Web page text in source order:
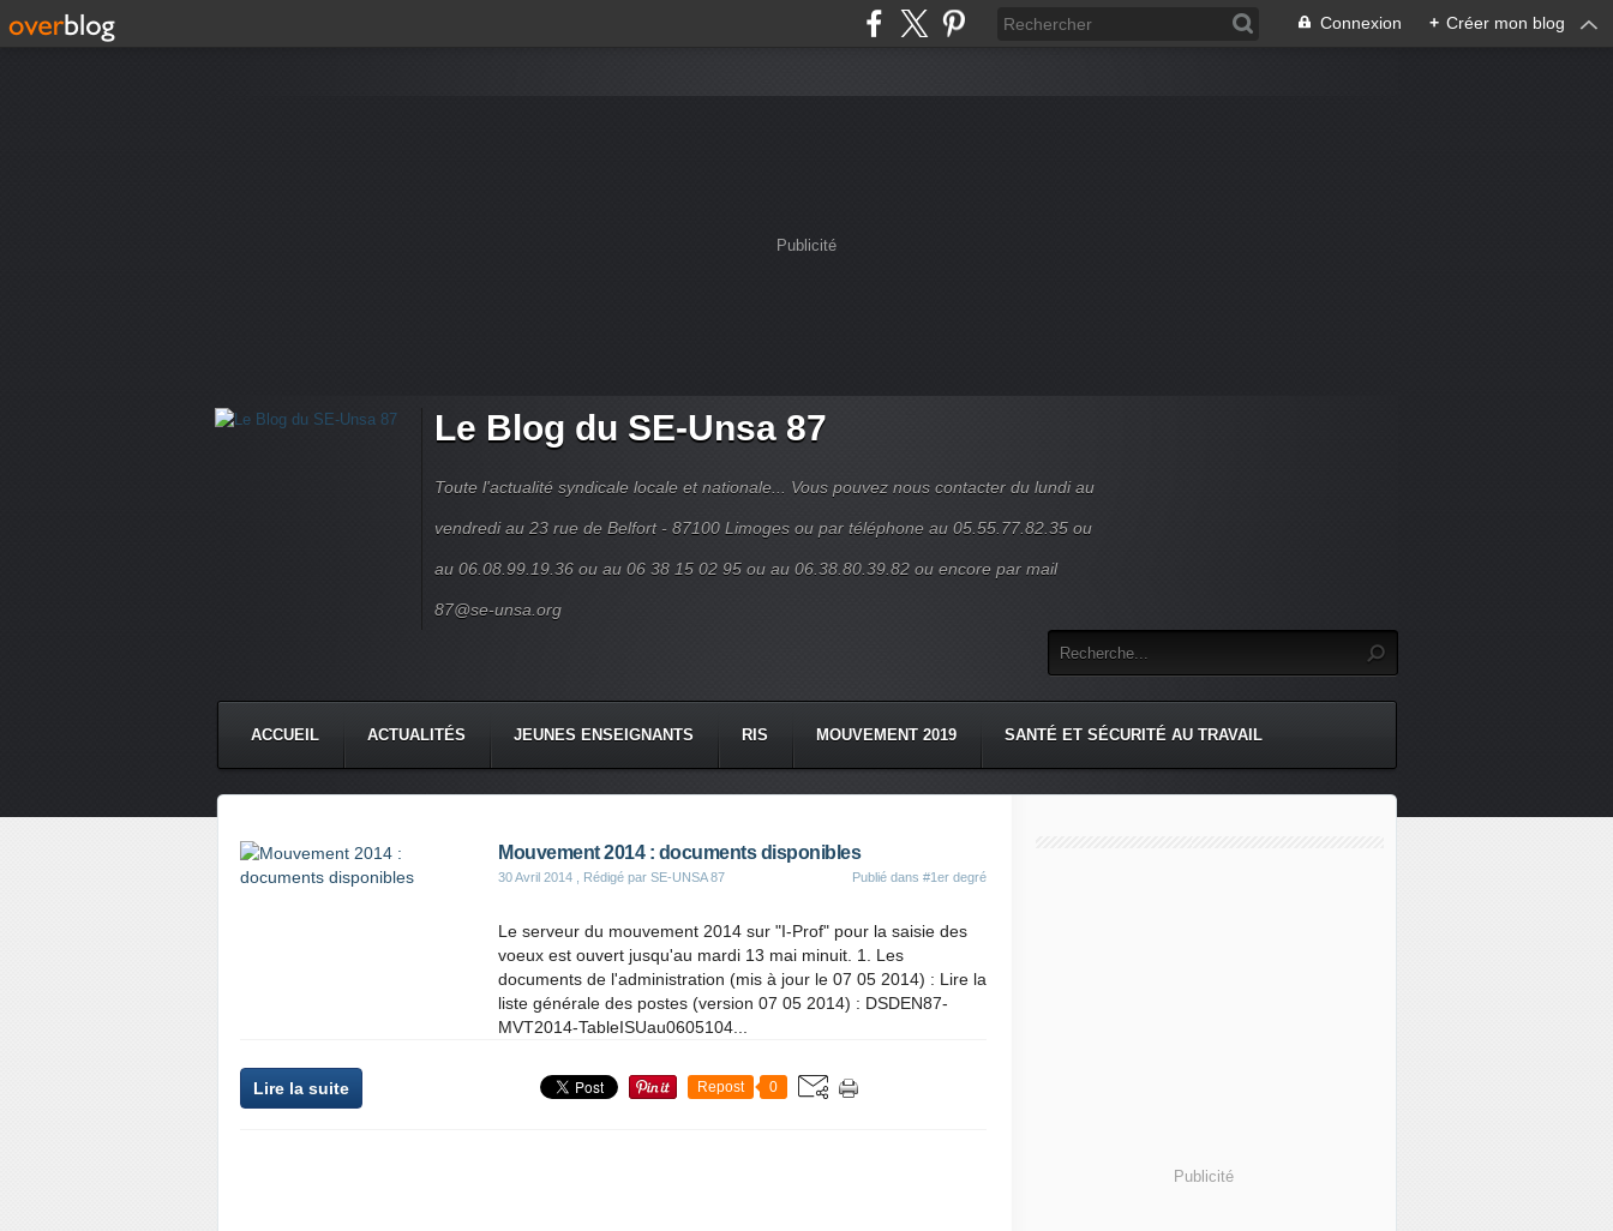
Connexion + Créer mon blog
Publicité
Le Blog du SE-Unsa 87
Toute l'actualité syndicale locale et nationale... Vous pouvez nous contacter du lundi au
vendredi au 23 rue de Belfort - 87100 Limoges ou par téléphone au 05.55.77.82.35 ou
au 06.08.99.19.36 ou au 06 38 15 02 95 ou au 06.38.80.39.82 ou encore par mail
87@se-unsa.org
ACCUEIL ACTUALITÉS JEUNES ENSEIGNANTS RIS MOUVEMENT 2019 SANTÉ ET SÉCURITÉ AU TRAVAIL
Mouvement 2014 : documents disponibles
30 Avril 2014 , Rédigé par SE-UNSA 87 Publié dans #1er degré
Le serveur du mouvement 2014 sur "I-Prof" pour la saisie des
voeux est ouvert jusqu'au mardi 13 mai minuit. 1. Les
documents de l'administration (mis à jour le 07 05 2014) : Lire la
liste générale des postes (version 07 05 2014) : DSDEN87-
MVT2014-TableISUau0605104...
Lire la suite Repost 0
Publicité